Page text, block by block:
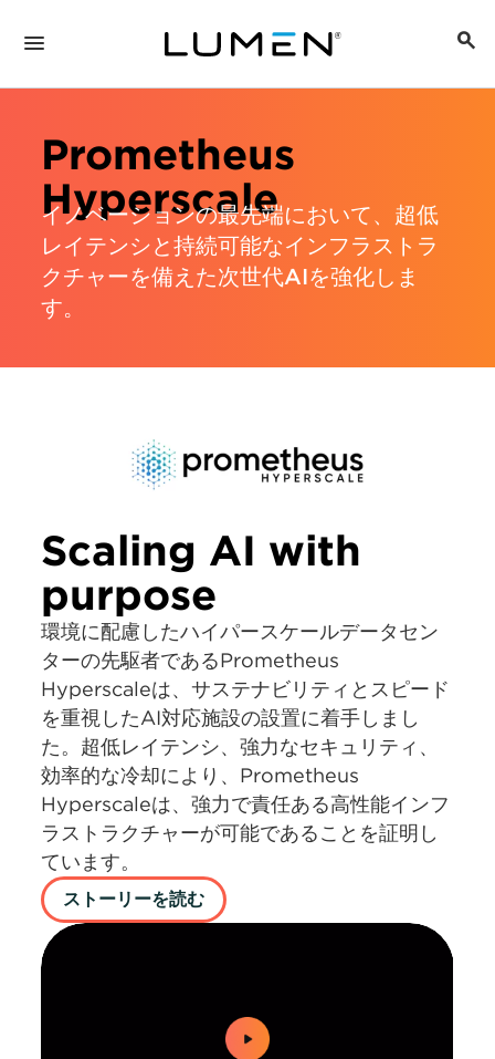
Prometheus
Hyperscale
イノベーションの最先端において、超低
レイテンシと持続可能なインフラストラ
クチャーを備えた次世代AIを強化しま
す。
Scaling AI with
purpose
環境に配慮したハイパースケールデータセン
ターの先駆者であるPrometheus
Hyperscaleは、サステナビリティとスピード
を重視したAI対応施設の設置に着手しまし
た。超低レイテンシ、強力なセキュリティ、
効率的な冷却により、Prometheus
Hyperscaleは、強力で責任ある高性能インフ
ラストラクチャーが可能であることを証明し
ています。
ストーリーを読む